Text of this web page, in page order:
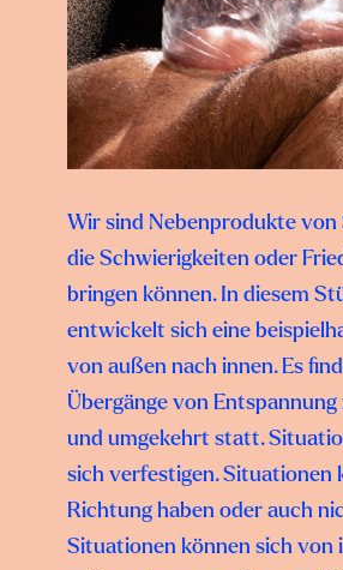
Wir sind Nebenprodukte
die Schwierigkeiten oder
bringen können. In diesem
entwickelt sich eine
von außen nach innen. Es
Übergänge von Entspannung
und umgekehrt statt.
sich verfestigen. Situationen
Richtung haben oder auch
Situationen können sich von